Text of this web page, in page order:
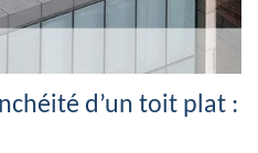
d’un toit plat :